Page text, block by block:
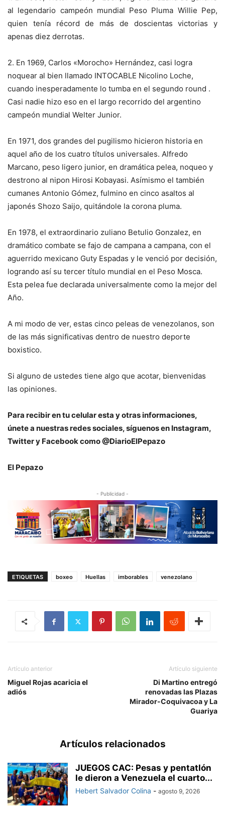
al legendario campeón mundial Peso Pluma Willie Pep,
quien tenía récord de más de doscientas victorias y
apenas diez derrotas.
2. En 1969, Carlos «Morocho» Hernández, casi logra
noquear al bien llamado INTOCABLE Nicolino Loche,
cuando inesperadamente lo tumba en el segundo round .
Casi nadie hizo eso en el largo recorrido del argentino
campeón mundial Welter Junior.
En 1971, dos grandes del pugilismo hicieron historia en
aquel año de los cuatro títulos universales. Alfredo
Marcano, peso ligero junior, en dramática pelea, noqueo y
destrono al nipon Hirosi Kobayasi. Asímismo el también
cumanes Antonio Gómez, fulmino en cinco asaltos al
japonés Shozo Saijo, quitándole la corona pluma.
En 1978, el extraordinario zuliano Betulio Gonzalez, en
dramático combate se fajo de campana a campana, con el
aguerrido mexicano Guty Espadas y le venció por decisión,
logrando así su tercer título mundial en el Peso Mosca.
Esta pelea fue declarada universalmente como la mejor del
Año.
A mi modo de ver, estas cinco peleas de venezolanos, son
de las más significativas dentro de nuestro deporte
boxistico.
Si alguno de ustedes tiene algo que acotar, bienvenidas
las opiniones.
Para recibir en tu celular esta y otras informaciones,
únete a nuestras redes sociales, síguenos en Instagram,
Twitter y Facebook como @DiarioElPepazo
El Pepazo
- Publicidad -
ETIQUETAS boxeo Huellas imborables venezolano
Artículo anterior
Miguel Rojas acaricia el
adiós
Artículo siguiente
Di Martino entregó
renovadas las Plazas
Mirador-Coquivacoa y La
Guariya
Artículos relacionados
JUEGOS CAC: Pesas y pentatlón
le dieron a Venezuela el cuarto...
Hebert Salvador Colina - agosto 9, 2026